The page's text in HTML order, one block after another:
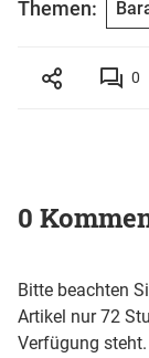
Themen:
0
0
Bitte beachten
Artikel nur 72
Verfügung steht.